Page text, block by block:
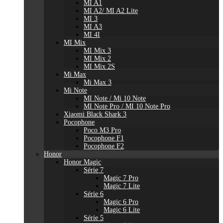
MI A1
MI A2/ MI A2 Lite
MI 3
MI A3
MI 4I
MI Mix
MI Mix 3
MI Mix 2
MI Mix 2S
Mi Max
Mi Max 3
Mi Note
MI Note / Mi 10 Note
MI Note Pro / MI 10 Note Pro
Xiaomi Black Shark 3
Pocophone
Poco M3 Pro
Pocophone F1
Pocophone F2
Honor
Honor Magic
Série 7
Magic 7 Pro
Magic 7 Lite
Série 6
Magic 6 Pro
Magic 6 Lite
Série 5